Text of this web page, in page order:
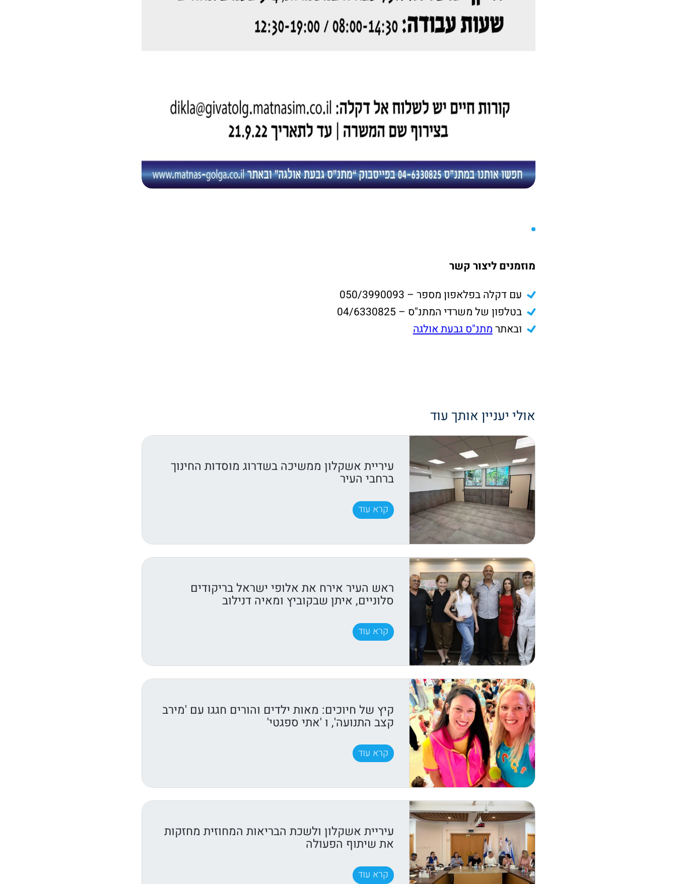
מוזמנים ליצור קשר
עם דקלה בפלאפון מספר – 050/3990093
בטלפון של משרדי המתנ"ס – 04/6330825
ובאתרמתנ"ס גבעת אולגה
אולי יעניין אותך עוד
עיריית אשקלון ממשיכה בשדרוג מוסדות החינוך
ברחבי העיר
קרא עוד
ראש העיר אירח את אלופי ישראל בריקודים
סלוניים, איתן שבקוביץ ומאיה דנילוב
קרא עוד
קיץ של חיוכים: מאות ילדים והורים חגגו עם 'מירב
קצב התנועה', ו 'אתי ספגטי'
קרא עוד
עיריית אשקלון ולשכת הבריאות המחוזית מחזקות
את שיתוף הפעולה
קרא עוד